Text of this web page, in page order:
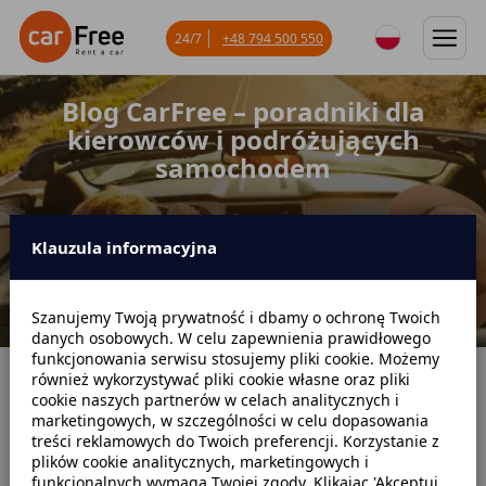
Blog CarFree – poradniki dla
kierowców i podróżujących
samochodem
24/7 +48 794 500 550
Strona główna
Blog CarFree – poradniki dla kierowców i podróżujących samochodem
Klauzula informacyjna
Szanujemy Twoją prywatność i dbamy o ochronę Twoich
danych osobowych. W celu zapewnienia prawidłowego
funkcjonowania serwisu stosujemy pliki cookie. Możemy
również wykorzystywać pliki cookie własne oraz pliki
cookie naszych partnerów w celach analitycznych i
marketingowych, w szczególności w celu dopasowania
treści reklamowych do Twoich preferencji. Korzystanie z
plików cookie analitycznych, marketingowych i